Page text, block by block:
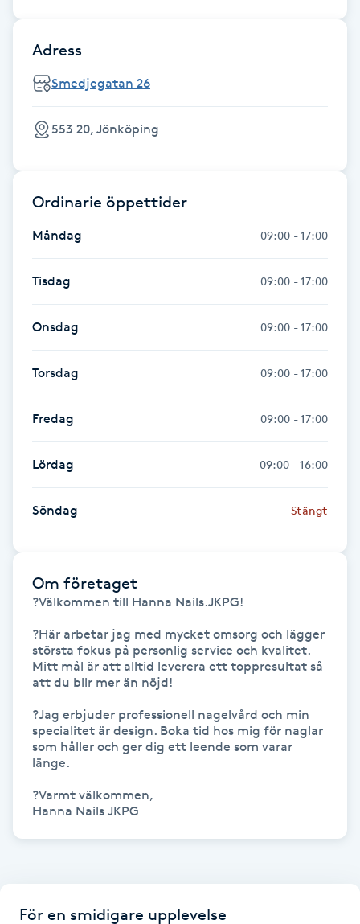
Färgning
Föning
Gelenaglar
Gellack
Gellack med förstärkning
Gravidmassage
Gravidyoga
Gruppträning
Gua Sha-massage
Headspa
Herrklippning
HIFU
Hollywood Peel
Hot Stone Massage
Adress
Smedjegatan 26
553 20, Jönköping
Ordinarie öppettider
Måndag 09:00 - 17:00
Tisdag 09:00 - 17:00
Onsdag 09:00 - 17:00
Torsdag 09:00 - 17:00
Fredag 09:00 - 17:00
Lördag 09:00 - 16:00
Söndag Stängt
Om företaget
?Välkommen till Hanna Nails.JKPG!
?Här arbetar jag med mycket omsorg och lägger
största fokus på personlig service och kvalitet.
Mitt mål är att alltid leverera ett toppresultat så
att du blir mer än nöjd!
?Jag erbjuder professionell nagelvård och min
specialitet är design. Boka tid hos mig för naglar
som håller och ger dig ett leende som varar
länge.
?Varmt välkommen,
Hanna Nails JKPG
För en smidigare upplevelse